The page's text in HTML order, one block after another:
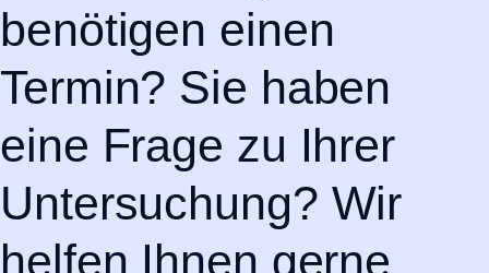
benötigen einen
Termin? Sie haben
eine Frage zu Ihrer
Untersuchung? Wir
helfen Ihnen gerne